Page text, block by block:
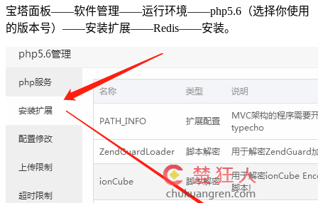
宝塔面板——软件管理——运行环境——php5.6（选择你使用
的版本号）——安装扩展——Redis——安装。